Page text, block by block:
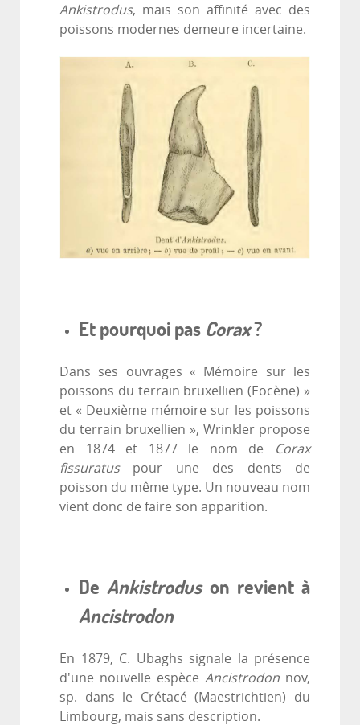
Ankistrodus, mais son affinité avec des
poissons modernes demeure incertaine.
Et pourquoi pas Corax?
Dans ses ouvrages « Mémoire sur les
poissons du terrain bruxellien (Eocène) »
et « Deuxième mémoire sur les poissons
du terrain bruxellien », Wrinkler propose
en 1874 et 1877 le nom de
Corax
fissuratus pour une des dents de
poisson du même type. Un nouveau nom
vient donc de faire son apparition.
DeAnkistrodus on revient à
Ancistrodon
En 1879, C. Ubaghs signale la présence
d'une nouvelle espèce Ancistrodon nov,
sp. dans le Crétacé (Maestrichtien) du
Limbourg, mais sans description.